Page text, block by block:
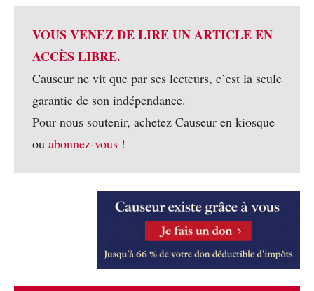
VOUS VENEZ DE LIRE UN ARTICLE EN
ACCÈS LIBRE.
Causeur ne vit que par ses lecteurs, c’est la seule
garantie de son indépendance.
Pour nous soutenir, achetez Causeur en kiosque
ou abonnez-vous !